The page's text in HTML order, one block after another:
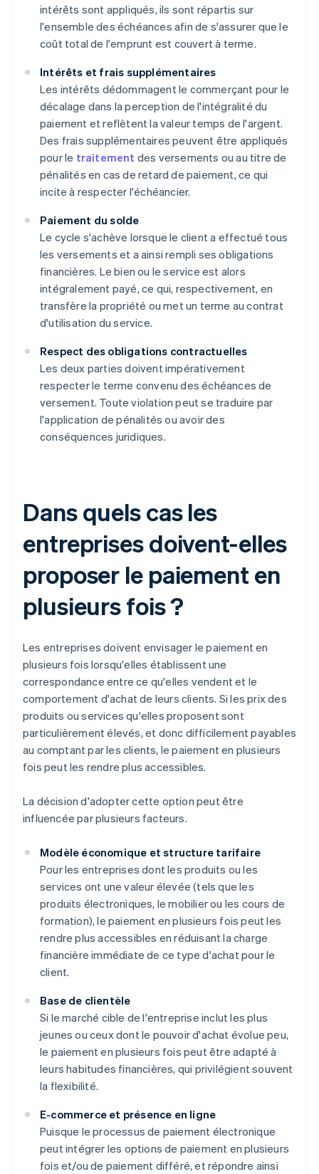
intérêts sont appliqués, ils sont répartis sur
l'ensemble des échéances afin de s'assurer que le
coût total de l'emprunt est couvert à terme.
Intérêts et frais supplémentaires
Les intérêts dédommagent le commerçant pour le
décalage dans la perception de l'intégralité du
paiement et reflètent la valeur temps de l'argent.
Des frais supplémentaires peuvent être appliqués
pour le traitement des versements ou au titre de
pénalités en cas de retard de paiement, ce qui
incite à respecter l'échéancier.
Paiement du solde
Le cycle s'achève lorsque le client a effectué tous
les versements et a ainsi rempli ses obligations
financières. Le bien ou le service est alors
intégralement payé, ce qui, respectivement, en
transfère la propriété ou met un terme au contrat
d'utilisation du service.
Respect des obligations contractuelles
Les deux parties doivent impérativement
respecter le terme convenu des échéances de
versement. Toute violation peut se traduire par
l'application de pénalités ou avoir des
conséquences juridiques.
Dans quels cas les
entreprises doivent-elles
proposer le paiement en
plusieurs fois ?
Les entreprises doivent envisager le paiement en
plusieurs fois lorsqu'elles établissent une
correspondance entre ce qu'elles vendent et le
comportement d'achat de leurs clients. Si les prix des
produits ou services qu'elles proposent sont
particulièrement élevés, et donc difficilement payables
au comptant par les clients, le paiement en plusieurs
fois peut les rendre plus accessibles.
La décision d'adopter cette option peut être
influencée par plusieurs facteurs.
Modèle économique et structure tarifaire
Pour les entreprises dont les produits ou les
services ont une valeur élevée (tels que les
produits électroniques, le mobilier ou les cours de
formation), le paiement en plusieurs fois peut les
rendre plus accessibles en réduisant la charge
financière immédiate de ce type d'achat pour le
client.
Base de clientèle
Si le marché cible de l'entreprise inclut les plus
jeunes ou ceux dont le pouvoir d'achat évolue peu,
le paiement en plusieurs fois peut être adapté à
leurs habitudes financières, qui privilégient souvent
la flexibilité.
E-commerce et présence en ligne
Puisque le processus de paiement électronique
peut intégrer les options de paiement en plusieurs
fois et/ou de paiement différé, et répondre ainsi